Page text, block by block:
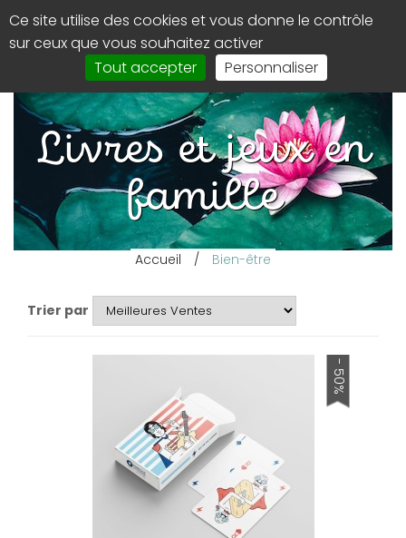
de
Livres et jeux en
famille
Accueil / Bien-être
Trier par
- 50%
Panneau de gestion des cookies
Ce site utilise des cookies et vous donne le contrôle
sur ceux que vous souhaitez activer
Tout accepter
Personnaliser